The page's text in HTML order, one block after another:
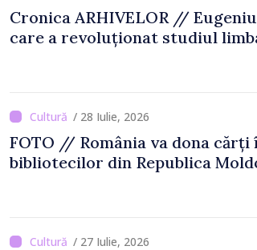
Cronica ARHIVELOR //
care a revoluționat studiul
/ 28 Iulie, 2026
FOTO // România va dona cărți
bibliotecilor din Republica
/ 27 Iulie, 2026